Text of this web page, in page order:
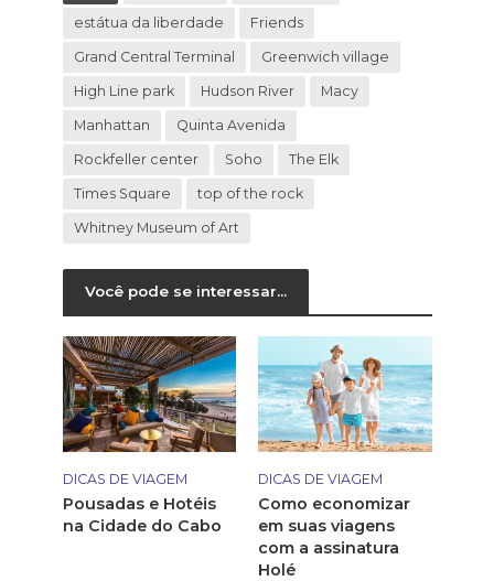
estátua da liberdade Friends
Grand Central Terminal Greenwich village
High Line park Hudson River Macy
Manhattan Quinta Avenida
Rockfeller center Soho The Elk
Times Square top of the rock
Whitney Museum of Art
Você pode se interessar...
DICAS DE VIAGEM
Pousadas e Hotéis
na Cidade do Cabo
DICAS DE VIAGEM
Como economizar
em suas viagens
com a assinatura
Holé